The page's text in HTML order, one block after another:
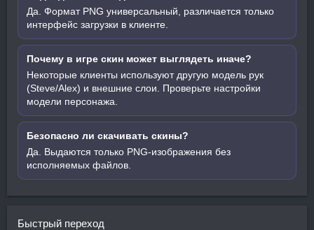
Да. Формат PNG универсальный, различается только
интерфейс загрузки в клиенте.
Почему в игре скин может выглядеть иначе?
Некоторые клиенты используют другую модель рук
(Steve/Alex) и внешние слои. Проверьте настройки
модели персонажа.
Безопасно ли скачивать скины?
Да. Выдаются только PNG-изображения без
исполняемых файлов.
Быстрый переход